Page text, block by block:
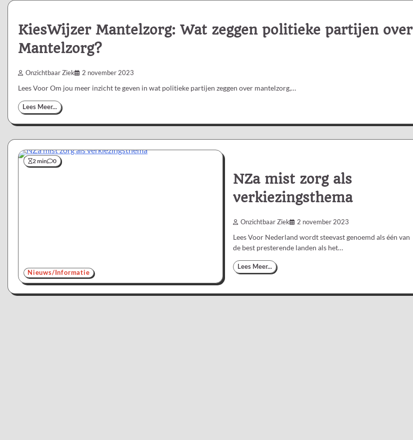
KiesWijzer Mantelzorg: Wat zeggen politieke partijen over
Mantelzorg?
Onzichtbaar Ziek 2 november 2023
Lees Voor Om jou meer inzicht te geven in wat politieke partijen zeggen over mantelzorg,…
Lees Meer...
2 min 0
Nieuws/Informatie
NZa mist zorg als
verkiezingsthema
Onzichtbaar Ziek 2 november 2023
Lees Voor Nederland wordt steevast genoemd als één van
de best presterende landen als het…
Lees Meer...